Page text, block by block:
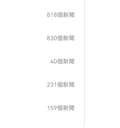
818個新聞
830個新聞
40個新聞
231個新聞
159個新聞